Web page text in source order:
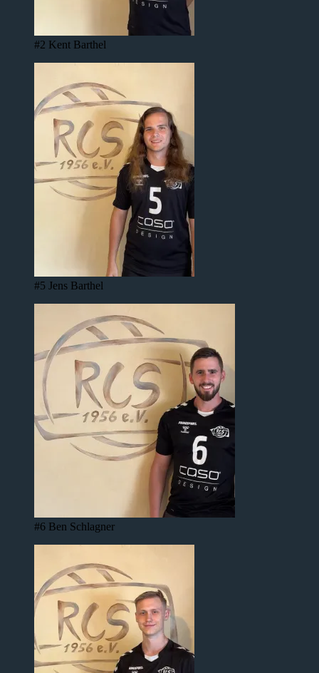
#2 Kent Barthel
#5 Jens Barthel
#6 Ben Schlagner